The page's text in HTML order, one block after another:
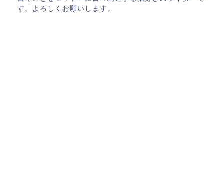
す。よろしくお願いします。